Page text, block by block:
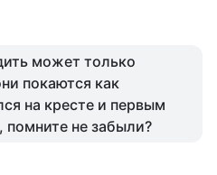
может только
покаются как
на кресте и первым
помните не забыли?